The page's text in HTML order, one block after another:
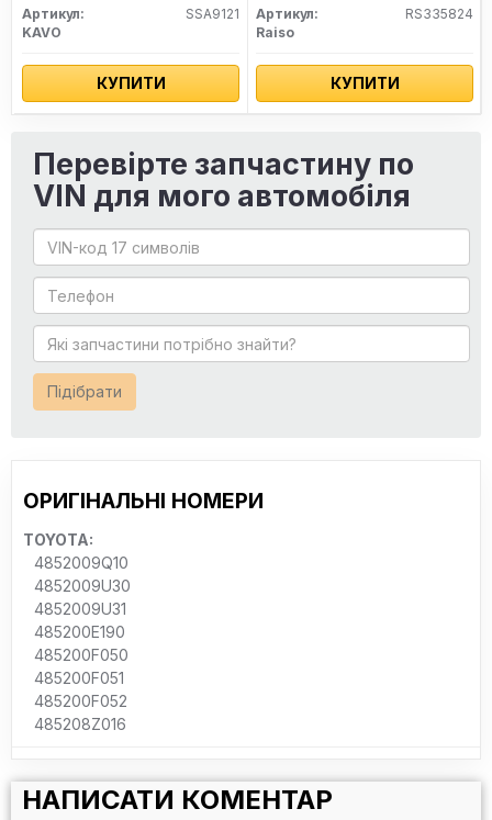
Артикул:
SSA9121
KAVO
КУПИТИ
Артикул:
RS335824
Raiso
КУПИТИ
Перевірте запчастину по
VIN для мого автомобіля
Підібрати
ОРИГІНАЛЬНІ НОМЕРИ
TOYOTA:
4852009Q10
4852009U30
4852009U31
485200E190
485200F050
485200F051
485200F052
485208Z016
НАПИСАТИ КОМЕНТАР